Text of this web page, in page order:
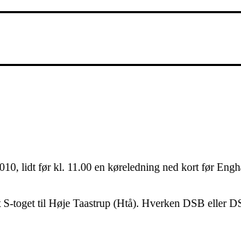
lidt før kl. 11.00 en køreledning ned kort før
toget til Høje Taastrup (Htå). Hverken DSB eller